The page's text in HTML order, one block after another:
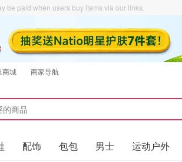
be paid when users buy items via our links.
商城 商家导航
配饰 包包 男士 运动户外